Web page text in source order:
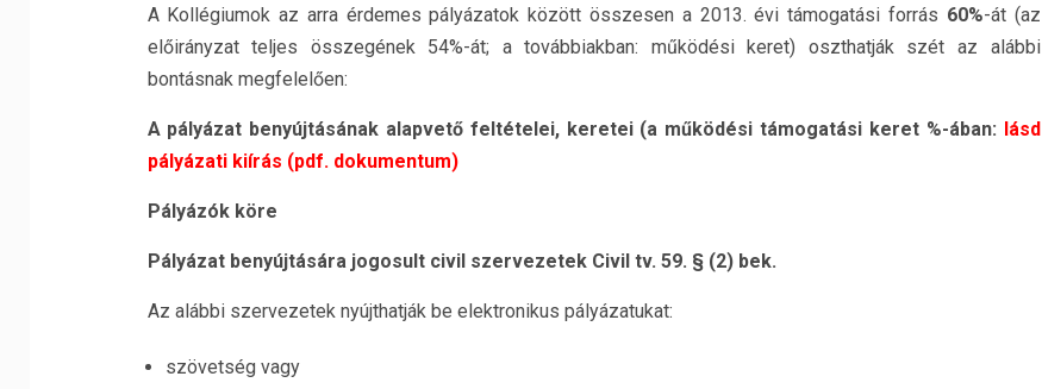
A Kollégiumok az arra érdemes pályázatok között összesen a 2013. évi támogatási forrás 60%-át (az
előirányzat teljes összegének 54%-át; a továbbiakban: működési keret) oszthatják szét az alábbi
bontásnak megfelelően:
A pályázat benyújtásának alapvető feltételei, keretei (a működési támogatási keret %-ában: lásd
pályázati kiírás (pdf. dokumentum)
Pályázók köre
Pályázat benyújtására jogosult civil szervezetek Civil tv. 59. § (2) bek.
Az alábbi szervezetek nyújthatják be elektronikus pályázatukat:
szövetség vagy